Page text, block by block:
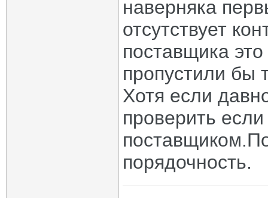
наверняка
отсутствует
поставщика
пропустили бы
Хотя если
проверить
порядочность.